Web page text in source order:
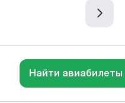
Найти авиабилеты